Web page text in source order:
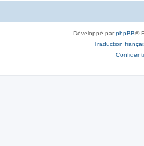
Développé parphpBB®
Traduction